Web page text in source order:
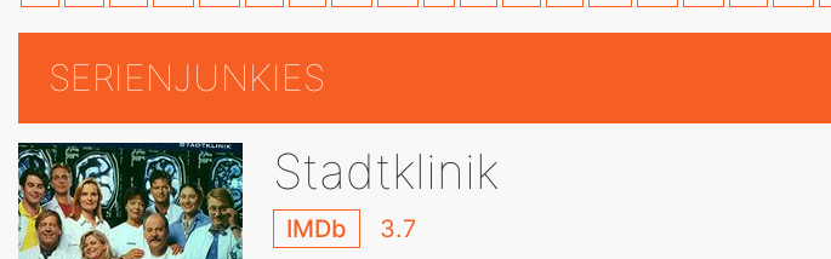
SERIENJUNKIES
Stadtklinik
IMDb 3.7